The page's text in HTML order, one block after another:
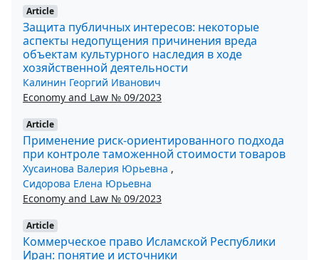
Article
Защита публичных интересов: некоторые
аспекты недопущения причинения вреда
объектам культурного наследия в ходе
хозяйственной деятельности
Калинин Георгий Иванович
Economy and Law № 09/2023
Article
Применение риск-ориентированного подхода
при контроле таможенной стоимости товаров
Хусаинова Валерия Юрьевна ,
Сидорова Елена Юрьевна
Economy and Law № 09/2023
Article
Коммерческое право Исламской Республики
Иран: понятие и источники